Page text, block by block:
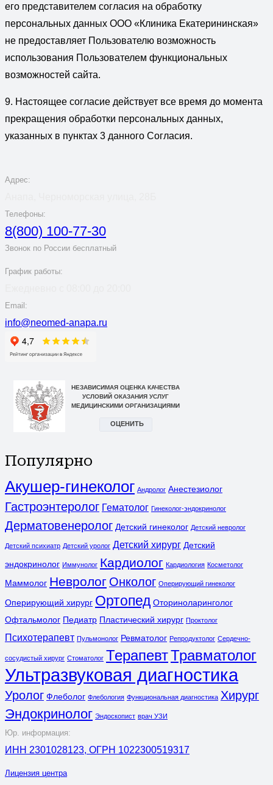
его представителем согласия на обработку
персональных данных ООО «Клиника Екатерининская»
не предоставляет Пользователю возможность
использования Пользователем функциональных
возможностей сайта.
9. Настоящее согласие действует все время до момента
прекращения обработки персональных данных,
указанных в пунктах 3 данного Согласия.
Адрес:
Телефоны:
8(800) 100-77-30
Звонок по России бесплатный
График работы:
Email:
info@neomed-anapa.ru
Популярно
Акушер-гинеколог Андролог Анестезиолог
Гастроэнтеролог Гематолог Гинеколог-эндокринолог
Дерматовенеролог Детский гинеколог Детский невролог
Детский психиатр Детский уролог Детский хирург Детский
эндокринолог Иммунолог Кардиолог Кардиология Косметолог
Маммолог Невролог Онколог Оперирующий гинеколог
Оперирующий хирург Ортопед Оториноларинголог
Офтальмолог Педиатр Пластический хирург Проктолог
Психотерапевт Пульмонолог Ревматолог Репродуктолог Сердечно-
сосудистый хирург Стоматолог ТерапевтТравматолог
Ультразвуковая диагностика
Уролог Флеболог Флебология Функциональная диагностика Хирург
Эндокринолог Эндоскопист врач УЗИ
Юр. информация:
ИНН 2301028123, ОГРН 1022300519317
Лицензия центра